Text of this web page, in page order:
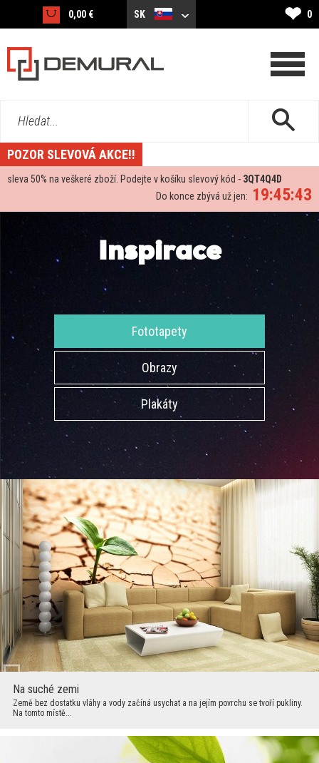
0,00 € SK ❤ 0
Hledat...
POZOR SLEVOVÁ AKCE!!
sleva 50% na veškeré zboží. Podejte v košíku slevový kód - 3QT4Q4D
19:45:41
Do konce zbývá už jen:
Inspirace
Fototapety
Obrazy
Plakáty
Na suché zemi
Země bez dostatku vláhy a vody začíná usychat a na jejím povrchu se tvoří pukliny.
Na tomto místě...